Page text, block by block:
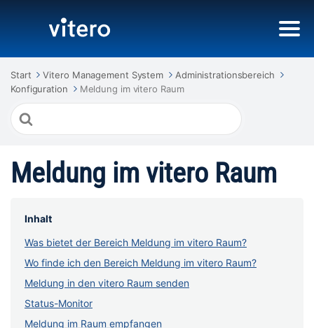
Start Vitero Management System
Administrationsbereich
Konfiguration
Meldung im vitero Raum
Suche
nach
Meldung im vitero Raum
Inhalt
Was bietet der Bereich Meldung im vitero Raum?
Wo finde ich den Bereich Meldung im vitero Raum?
Meldung in den vitero Raum senden
Status-Monitor
Meldung im Raum empfangen